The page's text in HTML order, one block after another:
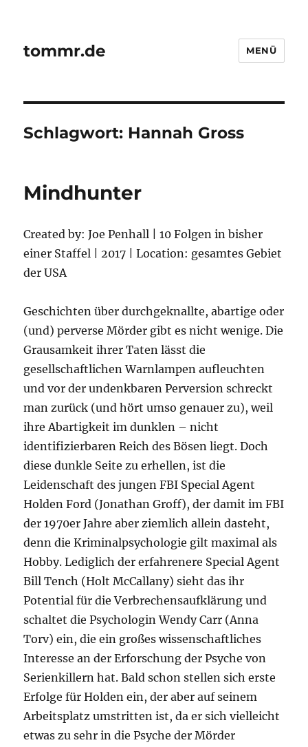
tommr.de MENÜ
Schlagwort: Hannah Gross
Mindhunter
Created by: Joe Penhall | 10 Folgen in bisher
einer Staffel | 2017 | Location: gesamtes Gebiet
der USA
Geschichten über durchgeknallte, abartige oder
(und) perverse Mörder gibt es nicht wenige. Die
Grausamkeit ihrer Taten lässt die
gesellschaftlichen Warnlampen aufleuchten
und vor der undenkbaren Perversion schreckt
man zurück (und hört umso genauer zu), weil
ihre Abartigkeit im dunklen – nicht
identifizierbaren Reich des Bösen liegt. Doch
diese dunkle Seite zu erhellen, ist die
Leidenschaft des jungen FBI Special Agent
Holden Ford (Jonathan Groff), der damit im FBI
der 1970er Jahre aber ziemlich allein dasteht,
denn die Kriminalpsychologie gilt maximal als
Hobby. Lediglich der erfahrenere Special Agent
Bill Tench (Holt McCallany) sieht das ihr
Potential für die Verbrechensaufklärung und
schaltet die Psychologin Wendy Carr (Anna
Torv) ein, die ein großes wissenschaftliches
Interesse an der Erforschung der Psyche von
Serienkillern hat. Bald schon stellen sich erste
Erfolge für Holden ein, der aber auf seinem
Arbeitsplatz umstritten ist, da er sich vielleicht
etwas zu sehr in die Psyche der Mörder